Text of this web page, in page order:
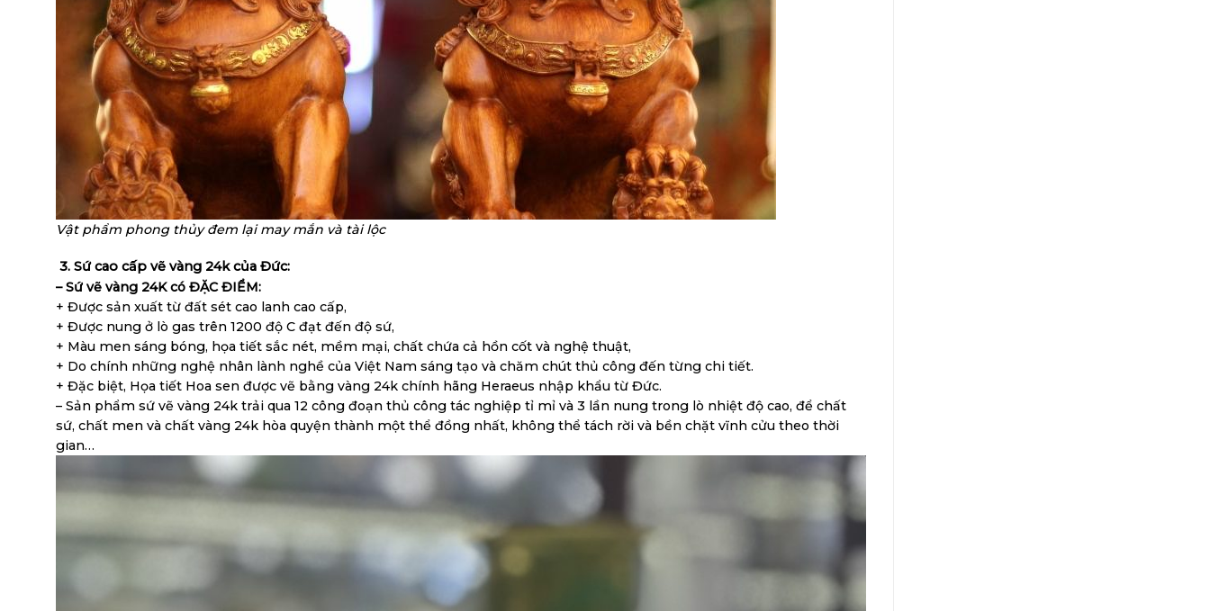
Vật phẩm phong thủy đem lại may mắn và tài lộc
3. Sứ cao cấp vẽ vàng 24k của Đức:
– Sứ vẽ vàng 24K có ĐẶC ĐIỂM:
+ Được sản xuất từ đất sét cao lanh cao cấp,
+ Được nung ở lò gas trên 1200 độ C đạt đến độ sứ,
+ Màu men sáng bóng, họa tiết sắc nét, mềm mại, chất chứa cả hồn cốt và nghệ thuật,
+ Do chính những nghệ nhân lành nghề của Việt Nam sáng tạo và chăm chút thủ công đến từng chi tiết.
+ Đặc biệt, Họa tiết Hoa sen được vẽ bằng vàng 24k chính hãng Heraeus nhập khẩu từ Đức.
– Sản phẩm sứ vẽ vàng 24k trải qua 12 công đoạn thủ công tác nghiệp tỉ mỉ và 3 lần nung trong lò nhiệt độ cao, để chất
sứ, chất men và chất vàng 24k hòa quyện thành một thể đồng nhất, không thể tách rời và bền chặt vĩnh cửu theo thời
gian…